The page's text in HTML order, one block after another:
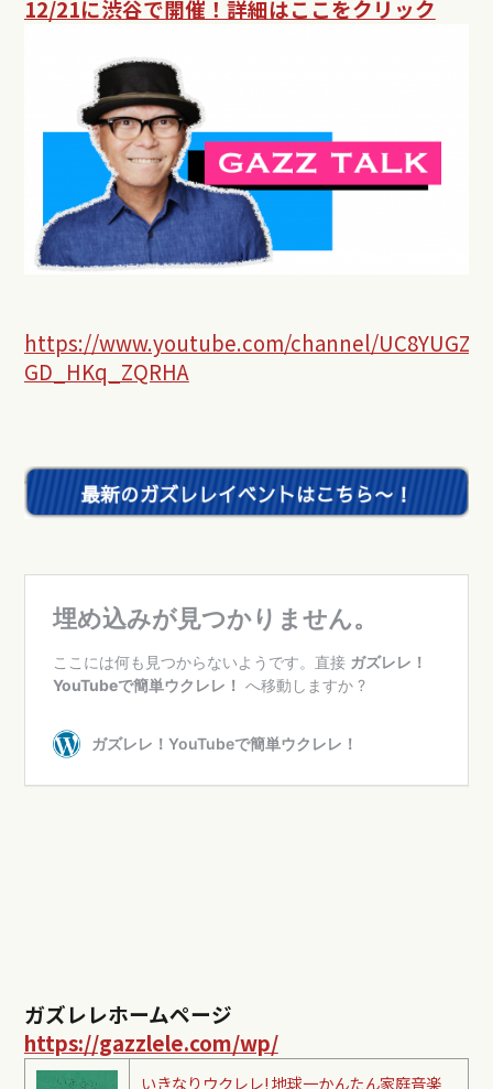
12/21に渋谷で開催！詳細はここをクリック
https://www.youtube.com/channel/
GD_HKq_ZQRHA
ガズレレホームページ
https://gazzlele.com/wp/
いきなりウクレレ! 地球一かんたん家庭音楽